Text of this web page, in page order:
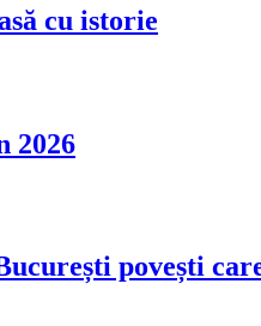
cu istorie
2026
povești